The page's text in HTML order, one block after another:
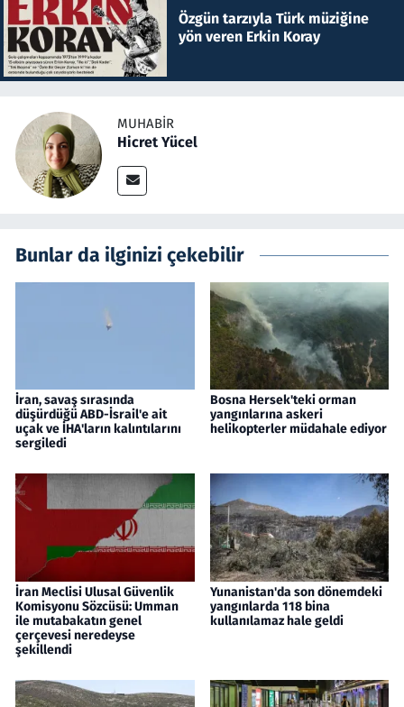
Özgün tarzıyla Türk müziğine
yön veren Erkin Koray
MUHABIR
Hicret Yücel
Bunlar da ilginizi çekebilir
İran, savaş sırasında
düşürdüğü ABD-İsrail'e ait
uçak ve İHA'ların kalıntılarını
sergiledi
Bosna Hersek'teki orman
yangınlarına askeri
helikopterler müdahale ediyor
İran Meclisi Ulusal Güvenlik
Komisyonu Sözcüsü: Umman
ile mutabakatın genel
çerçevesi neredeyse
şekillendi
Yunanistan'da son dönemdeki
yangınlarda 118 bina
kullanılamaz hale geldi